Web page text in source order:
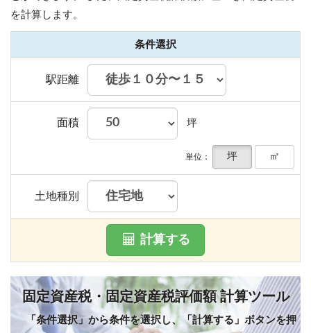
を計算します。
条件選択
駅距離
面積 坪
単位： 坪 ㎡
土地種別
計算する
固定資産税・固定資産税評価額 計算ツール
「条件選択」から条件を選択し、「計算する」ボタンを押